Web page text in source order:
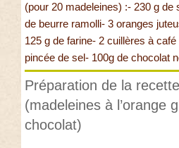
(pour 20 madeleines) :- 230 g de
de beurre ramolli- 3 oranges
125 g de farine- 2 cuillères à
pincée de sel- 100g de chocolat
Préparation de la
(madeleines à l’orange
chocolat)